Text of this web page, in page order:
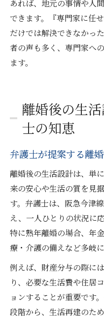
あれば、地元の事情や人
できます。『専門家に任
だけでは解決できなかっ
者の声も多く、専門家へ
ます。
離婚後の生
士の知恵
弁護士が提案する離
離婚後の生活設計は、単
来の安心や生活の質を見
す。弁護士は、阪急今津
え、一人ひとりの状況に
特に熟年離婚の場合、年
療・介護の備えなど多岐
例えば、財産分与の際に
り、必要な生活費や住居
ョンすることが重要です
段階から、生活再建のた